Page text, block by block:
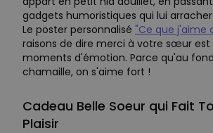
gadgets humoristiques qui lui
Le poster personnalisé "Ce que j'aime
raisons de dire merci à votre sœur est
moments d'émotion. Parce qu'au
chamaille, on s'aime fort !
Cadeau Belle Soeur qui Fait
Plaisir